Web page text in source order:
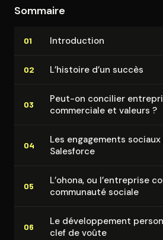
Sommaire
01 In­tro­duc­tion
02 L’histoire d’un succès
03
Peut-on concilier
commerciale et valeurs ?
04
Les engagements
Salesforce
05
L’ohona, ou l’entreprise
communauté sociale
06
Le dé­ve­lop­pe­ment
clef de voûte